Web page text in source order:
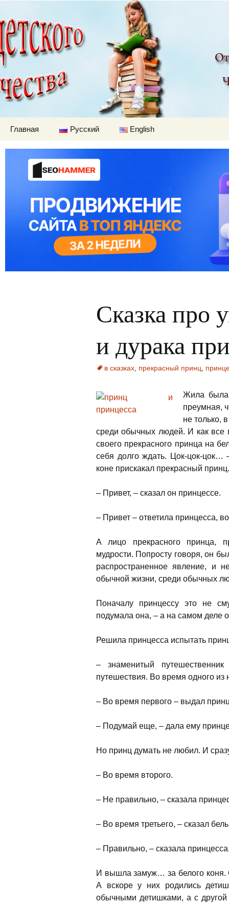
Детский мир
Главная Русский English
Сказка про
и дурака
в сказках прекрасный принц
Жила была
преумная,
не только,
среди обычных людей. И как все
своего прекрасного принца на
себя долго ждать. Цок-цок-цок…
коне прискакал прекрасный принц.
– Привет, – сказал он принцессе.
– Привет – ответила принцесса,
А лицо прекрасного принца,
мудрости. Попросту говоря, он
распространенное явление, и
обычной жизни, среди обычных
Поначалу принцессу это не
подумала она, – а на самом деле
Решила принцесса испытать
– знаменитый
путешествия. Во время одного из
– Во время первого – выдал
– Подумай еще, – дала ему
Но принц думать не любил. И
– Во время второго.
– Не правильно, – сказала
– Во время третьего, – сказал
– Правильно, – сказала
И вышла замуж… за белого коня.
А вскоре у них родились
обычными детишками, а с